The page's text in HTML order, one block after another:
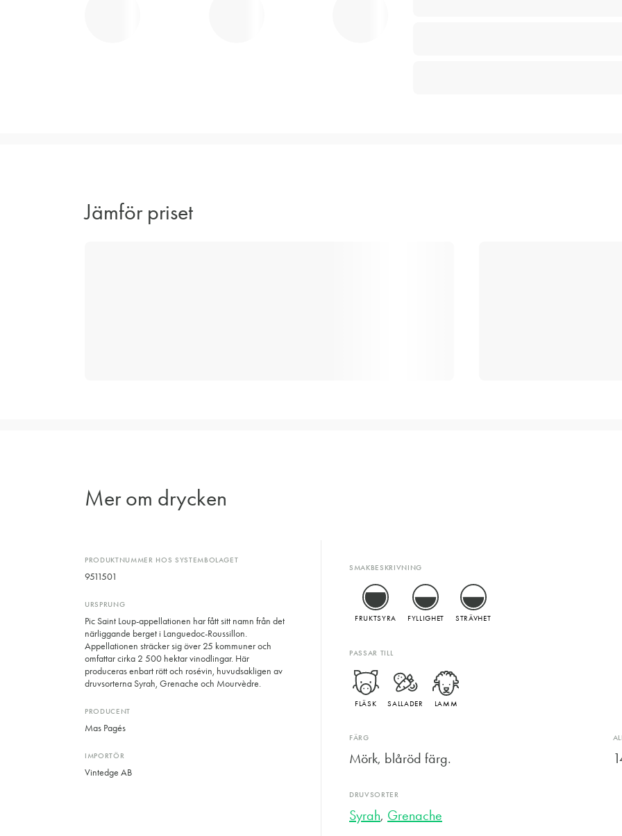
Jämför priset
Mer om drycken
PRODUKTNUMMER HOS SYSTEMBOLAGET
9511501
URSPRUNG
Pic Saint Loup-appellationen har fått sitt namn från det
närliggande berget i Languedoc-Roussillon.
Appellationen sträcker sig över 25 kommuner och
omfattar cirka 2 500 hektar vinodlingar. Här
produceras enbart rött och rosévin, huvudsakligen av
druvsorterna Syrah, Grenache och Mourvèdre.
PRODUCENT
Mas Pagés
IMPORTÖR
Vintedge AB
SMAKBESKRIVNING
FRUKTSYRA FYLLIGHET STRÄVHET
PASSAR TILL
FLÄSK SALLADER LAMM
FÄRG
Mörk, blåröd färg.
DRUVSORTER
Syrah, Grenache